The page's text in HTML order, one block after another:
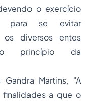
o exercício
para se evitar
os diversos entes
princípio da
Martins, "A
a que o